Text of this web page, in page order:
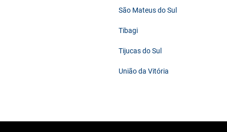
São Mateus do Sul
Tibagi
Tijucas do Sul
União da Vitória